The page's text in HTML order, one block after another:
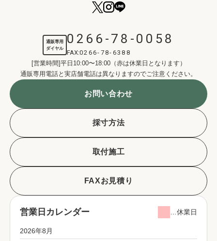
通販専用
ダイヤル
0266-78-0058
FAX:0266-78-6388
[営業時間]平日10:00〜18:00（赤は休業日となります）
通販専用電話と実店舗電話は異なりますのでご注意ください。
お問い合わせ
採寸方法
取付施工
FAXお見積り
営業日カレンダー …休業日
2026年8月